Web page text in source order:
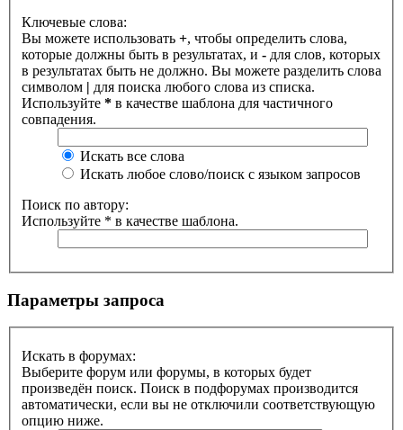
Ключевые слова:
Вы можете использовать +, чтобы определить слова,
которые должны быть в результатах, и - для слов, которых
в результатах быть не должно. Вы можете разделить слова
символом | для поиска любого слова из списка.
Используйте * в качестве шаблона для частичного
совпадения.
Искать все слова
Искать любое слово/поиск с языком запросов
Поиск по автору:
Используйте * в качестве шаблона.
Параметры запроса
Искать в форумах:
Выберите форум или форумы, в которых будет
произведён поиск. Поиск в подфорумах производится
автоматически, если вы не отключили соответствующую
опцию ниже.